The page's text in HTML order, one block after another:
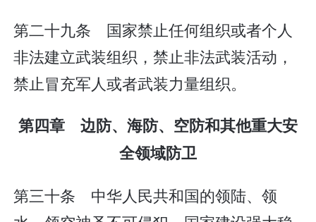
第二十九条 国家禁止任何组织或者个人
非法建立武装组织，禁止非法武装活动，
禁止冒充军人或者武装力量组织。
第四章 边防、海防、空防和其他重大安
全领域防卫
第三十条 中华人民共和国的领陆、领